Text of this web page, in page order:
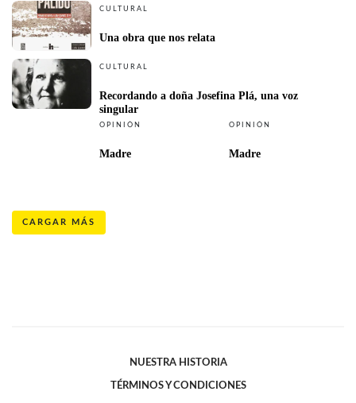
CULTURAL
Una obra que nos relata
CULTURAL
Recordando a doña Josefina Plá, una voz
singular
OPINIÓN
Madre
OPINIÓN
Madre
CARGAR MÁS
NUESTRA HISTORIA
TÉRMINOS Y CONDICIONES